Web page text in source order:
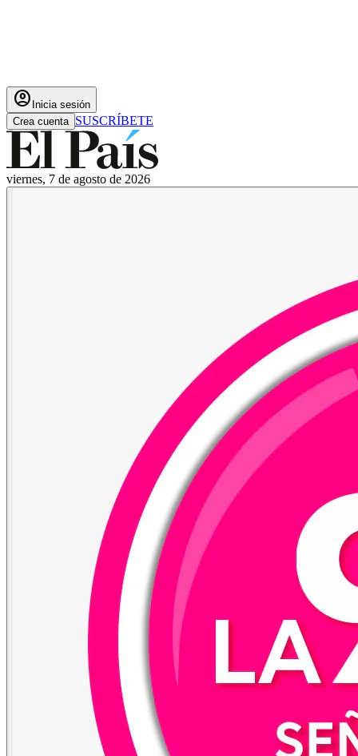
account_circle Inicia sesión
Crea cuenta SUSCRÍBETE
viernes, 7 de agosto de 2026